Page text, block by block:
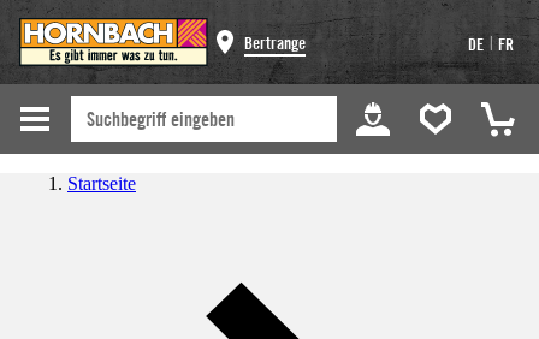
Bertrange DE | FR
Startseite